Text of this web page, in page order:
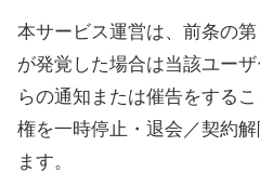
本サービス運営は、前条の
が発覚した場合は当該ユー
らの通知または催告をする
権を一時停止・退会／契約
ます。